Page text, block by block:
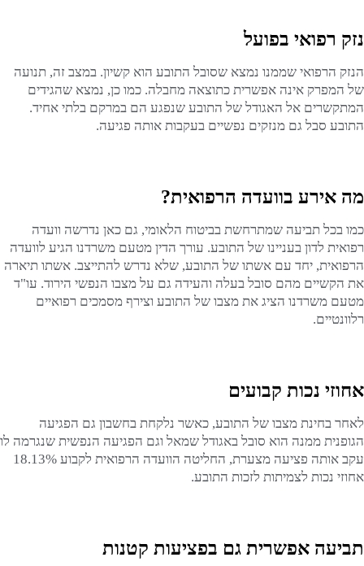
נזק רפואי בפועל
הנזק הרפואי שממנו נמצא שסובל התובע הוא קשיון. במצב זה, תנועה
של המפרק אינה אפשרית כתוצאה מחבלה. כמו כן, נמצא שהגידים
המתקשרים אל האגודל של התובע שנפגע הם במרקם בלתי אחיד.
התובע סבל גם מנזקים נפשיים בעקבות אותה פגיעה.
מה אירע בוועדה הרפואית?
כמו בכל תביעה שמתרחשת בביטוח הלאומי, גם כאן נדרשה וועדה
רפואית לדון בעניינו של התובע. עורך הדין מטעם משרדנו הגיע לוועדה
הרפואית, יחד עם אשתו של התובע, שלא נדרש להתייצב. אשתו תיארה
את הקשיים מהם סובל בעלה והעידה גם על מצבו הנפשי הירוד. עו"ד
מטעם משרדנו הציג את מצבו של התובע וצירף מסמכים רפואיים
רלוונטיים.
אחוזי נכות קבועים
לאחר בחינת מצבו של התובע, כאשר נלקחת בחשבון גם הפגיעה
הגופנית ממנה הוא סובל באגודל שמאל וגם הפגיעה הנפשית שנגרמה לו
עקב אותה פציעה מצערת, החליטה הוועדה הרפואית לקבוע 18.13%
אחוזי נכות לצמיתות לזכות התובע.
תביעה אפשרית גם בפציעות קטנות